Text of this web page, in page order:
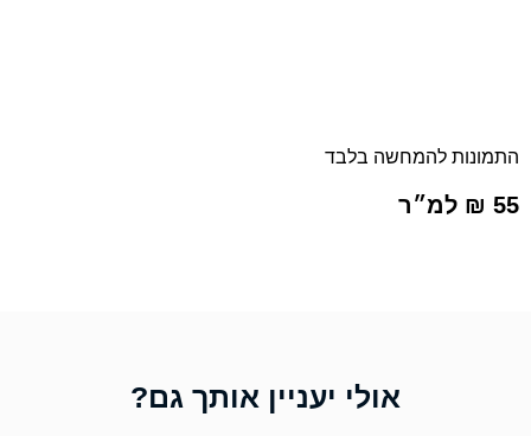
התמונות להמחשה בלבד
55 ₪ למ״ר
אולי יעניין אותך גם?